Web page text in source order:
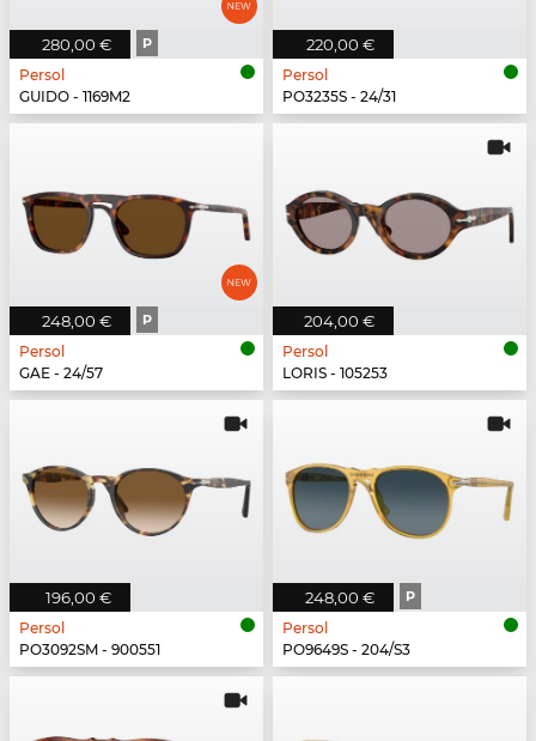
280,00 € P
Persol
GUIDO - 1169M2
220,00 €
Persol
PO3235S - 24/31
248,00 € P
Persol
GAE - 24/57
204,00 €
Persol
LORIS - 105253
196,00 €
Persol
PO3092SM - 900551
248,00 € P
Persol
PO9649S - 204/S3